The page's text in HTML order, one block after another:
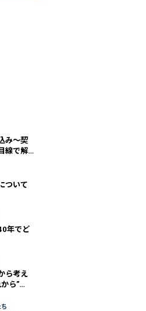
み～契
線で解
ついて
年でど
ら考え
ら”